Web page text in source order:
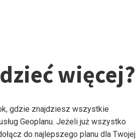
więcej?
gdzie znajdziesz wszystkie
Geoplanu. Jeżeli już wszystko
do najlepszego planu dla Twojej